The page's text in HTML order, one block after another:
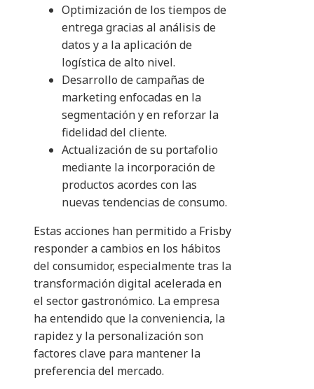
Optimización de los tiempos de
entrega gracias al análisis de
datos y a la aplicación de
logística de alto nivel.
Desarrollo de campañas de
marketing enfocadas en la
segmentación y en reforzar la
fidelidad del cliente.
Actualización de su portafolio
mediante la incorporación de
productos acordes con las
nuevas tendencias de consumo.
Estas acciones han permitido a Frisby
responder a cambios en los hábitos
del consumidor, especialmente tras la
transformación digital acelerada en
el sector gastronómico. La empresa
ha entendido que la conveniencia, la
rapidez y la personalización son
factores clave para mantener la
preferencia del mercado.